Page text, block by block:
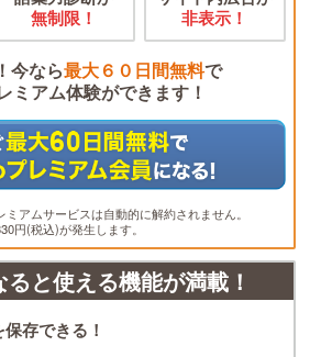
無制限！
非表示！
今なら最大６０日間無料で
ミアム体験ができます！
アムサービスは自動的に解約されません。
円(税込)が発生します。
と使える機能が満載！
存できる！